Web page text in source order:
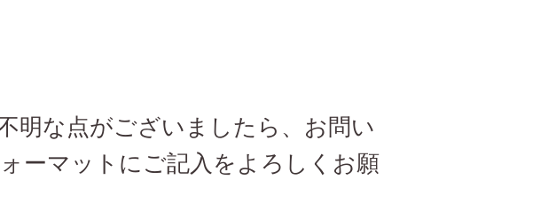
明な点がございましたら、お問い
ーマットにご記入をよろしくお願